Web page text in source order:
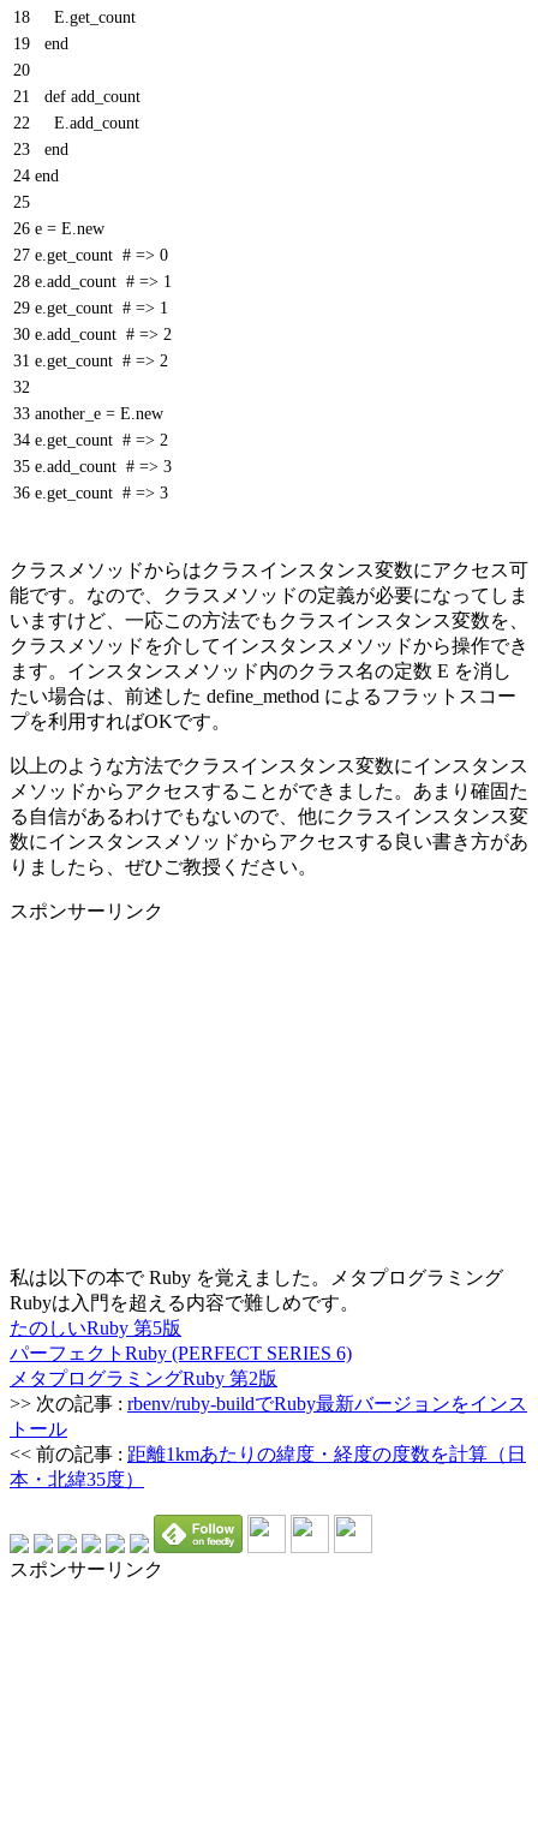
18
19
20
21
22
23
24
25
26
27
28
29
30
31
32
33
34
35
36
E.get count
end
def add count
E.add count
end
end
e = E.new
e.get_count # => 0
e.add_count # => 1
e.get_count # => 1
e.add_count # => 2
e.get_count # => 2
another_e = E.new
e.get_count # => 2
e.add_count # => 3
e.get_count # => 3
クラスメソッドからはクラスインスタンス変数にアクセス可
能です。なので、クラスメソッドの定義が必要になってしま
いますけど、一応この方法でもクラスインスタンス変数を、
クラスメソッドを介してインスタンスメソッドから操作でき
ます。インスタンスメソッド内のクラス名の定数 E を消し
たい場合は、前述した define_method によるフラットスコー
プを利用すればOKです。
以上のような方法でクラスインスタンス変数にインスタンス
メソッドからアクセスすることができました。あまり確固た
る自信があるわけでもないので、他にクラスインスタンス変
数にインスタンスメソッドからアクセスする良い書き方があ
りましたら、ぜひご教授ください。
スポンサーリンク
私は以下の本で Ruby を覚えました。メタプログラミング
Rubyは入門を超える内容で難しめです。
たのしいRuby 第5版
パーフェクトRuby (PERFECT SERIES 6)
メタプログラミングRuby 第2版
>> 次の記事 : rbenv/ruby-buildでRuby最新バージョンをインス
トール
<< 前の記事 : 距離1kmあたりの緯度・経度の度数を計算（日
本・北緯35度）
スポンサーリンク